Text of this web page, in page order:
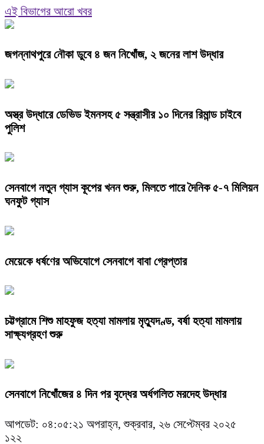
এই বিভাগের আরো খবর
জগন্নাথপুরে নৌকা ডুবে ৪ জন নিখোঁজ, ২ জনের লাশ উদ্ধার
অস্ত্র উদ্ধারে ডেভিড ইমনসহ ৫ সন্ত্রাসীর ১০ দিনের রিমান্ড চাইবে
পুলিশ
সেনবাগে নতুন গ্যাস কূপের খনন শুরু, মিলতে পারে দৈনিক ৫-৭ মিলিয়ন
ঘনফুট গ্যাস
মেয়েকে ধর্ষণের অভিযোগে সেনবাগে বাবা গ্রেপ্তার
চট্টগ্রামে শিশু মাহফুজ হত্যা মামলায় মৃত্যুদণ্ড, বর্ষা হত্যা মামলায়
সাক্ষ্যগ্রহণ শুরু
সেনবাগে নিখোঁজের ৪ দিন পর বৃদ্ধের অর্ধগলিত মরদেহ উদ্ধার
আপডেট: ০৪:০৫:২১ অপরাহ্ন, শুক্রবার, ২৬ সেপ্টেম্বর ২০২৫
১২২